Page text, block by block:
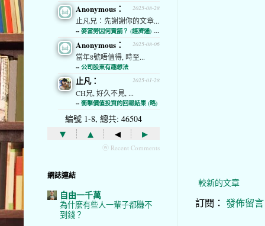
較新的文章
訂閱： 發佈留
2025-08-28
Anonymous：
止凡兄：先謝謝你的文章...
-- 麥當勞因何賣舖？ (經濟通) (略)
2025-08-06
Anonymous：
當年8號唔值得, 時至...
-- 公司股東有趣想法
2025-01-28
止凡：
CH兄, 好久不見, ...
-- 衝擊價值投資的回報結果 (略)
編號 1-8, 總共: 46504
▾ ▴ ◂ ▸
ⓦ Recent Comments
網誌連結
自由一千萬
為什麼有些人一輩子都賺不
到錢？